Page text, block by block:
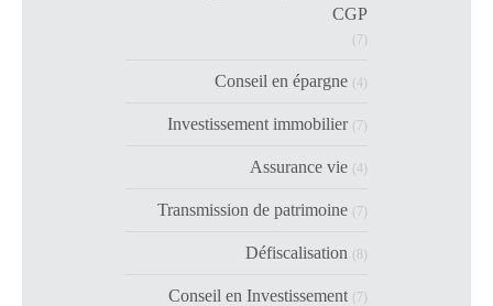
CGP
(7)
Conseil en épargne (4)
Investissement immobilier (7)
Assurance vie (4)
Transmission de patrimoine (7)
Défiscalisation (8)
Conseil en Investissement (7)